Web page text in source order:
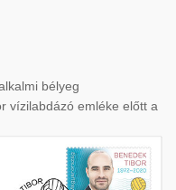
bélyeg
vízilabdázó emléke előtt a